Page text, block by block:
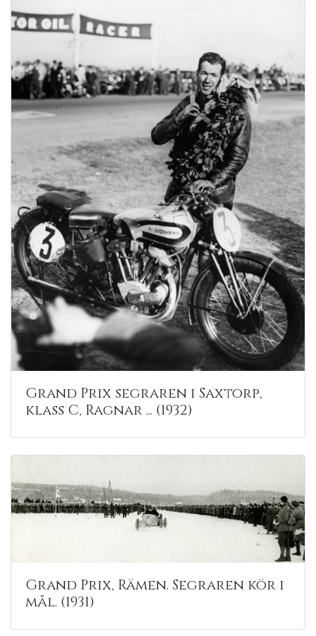
Grand Prix segraren i Saxtorp,
klass C, Ragnar ... (1932)
Grand Prix, Rämen. Segraren kör i
mål. (1931)